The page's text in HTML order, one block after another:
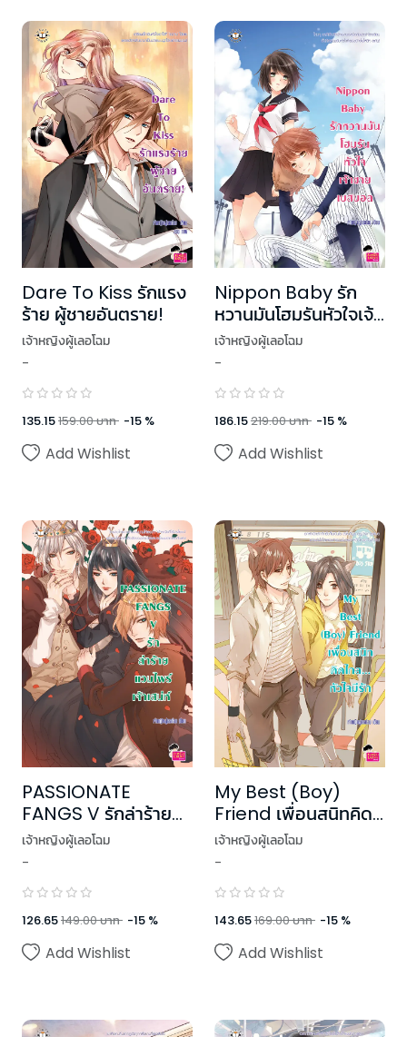
Dare To Kiss รักแรง
ร้าย ผู้ชายอันตราย!
เจ้าหญิงผู้เลอโฉม
-
135.15159.00บาท -15 %
Add Wishlist
Nippon Baby รัก
หวานมันโฮมรันหัวใจเจ้า
ชายเบสบอล
เจ้าหญิงผู้เลอโฉม
-
186.15219.00บาท -15 %
Add Wishlist
PASSIONATE
FANGS V รักล่าร้าย
แวมไพร์เจ้าเสน่ห์
เจ้าหญิงผู้เลอโฉม
-
126.65149.00บาท -15 %
Add Wishlist
My Best (Boy)
Friend เพื่อนสนิทคิด
ไกล หัวใจมีรัก
เจ้าหญิงผู้เลอโฉม
-
143.65169.00บาท -15 %
Add Wishlist